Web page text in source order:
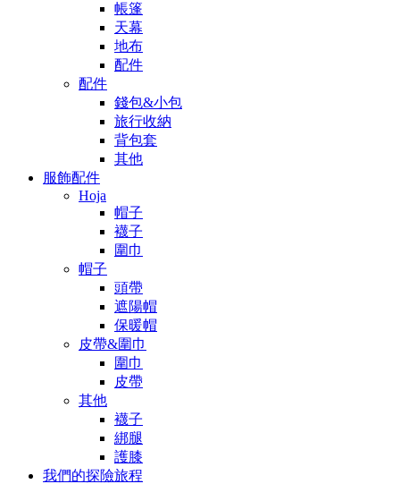
帳篷
天幕
地布
配件
配件
錢包&小包
旅行收納
背包套
其他
服飾配件
Hoja
帽子
襪子
圍巾
帽子
頭帶
遮陽帽
保暖帽
皮帶&圍巾
圍巾
皮帶
其他
襪子
綁腿
護膝
我們的探險旅程